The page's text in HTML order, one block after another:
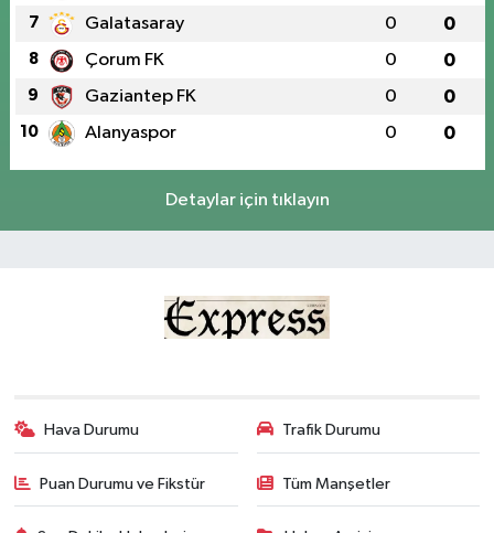
7 Galatasaray 0 0
8 Çorum FK 0 0
9 Gaziantep FK 0 0
10 Alanyaspor 0 0
Detaylar için tıklayın
Hava Durumu Trafik Durumu
Puan Durumu ve Fikstür Tüm Manşetler